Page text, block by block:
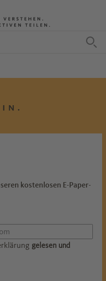
kostenlosen E-Paper-
gelesen und